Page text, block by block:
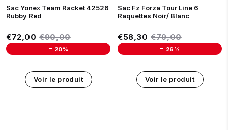
Sac Yonex Team Racket 42526
Rubby Red
Prix réduit
€72,00 €72,00
Prix régulier
€90,00€90,00
- 20%
Voir le produit
Sac Fz Forza Tour Line 6
Raquettes Noir/ Blanc
Prix réduit
€58,30 €58,30
Prix régulier
€79,00€79,00
- 26%
Voir le produit